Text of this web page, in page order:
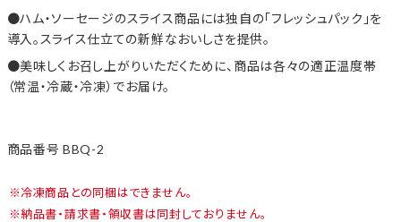
ハム・ソーセージのスライス商品には独自の「フレッシュパック」を
導入。スライス仕立ての新鮮なおいしさを提供。
美味しくお召し上がりいただくために、商品は各々の適正温度帯
（常温・冷蔵・冷凍）でお届け。
商品番号 BBQ-2
冷凍商品との同梱はできません。
納品書・請求書・領収書は同封しておりません。